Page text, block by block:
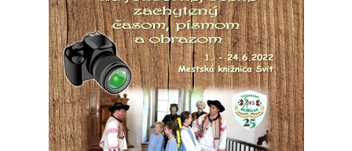
059 21 SVIT
SLOVENSKO
00421/903/897660
dfssvit@gmail.com
Slovenčina English
© 2026 eStránky.sk|WebSlice |Print|Updated: 2026-07-13|